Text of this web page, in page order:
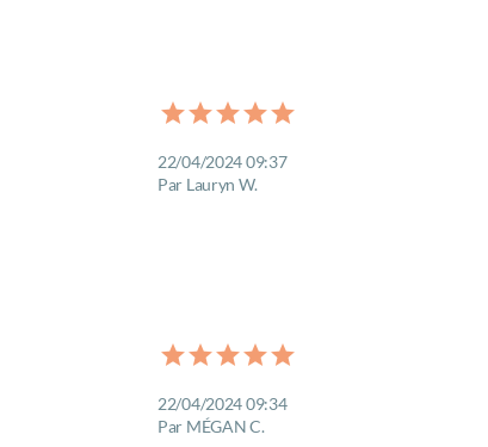
22/04/2024 09:37
Par Lauryn W.
22/04/2024 09:34
Par MÉGAN C.